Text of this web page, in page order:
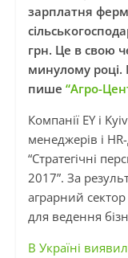
зарплатня
грн. Це в свою
минулому році.
пише “Агро-
Компанії EY і
менеджерів і
“Стратегічні
2017”. За
аграрний
для ведення
В Україні